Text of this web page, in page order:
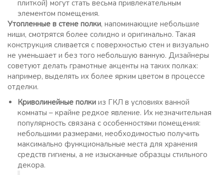
плиткой) могут стать весьма привлекательным
элементом помещения.
Утопленные в стене полки, напоминающие небольшие
ниши, смотрятся более солидно и оригинально. Такая
конструкция сливается с поверхностью стен и визуально
не уменьшает и без того небольшую ванную. Дизайнеры
советуют делать грамотные акценты на таких полках:
например, выделять их более ярким цветом в процессе
отделки.
Криволинейные полки из ГКЛ в условиях ванной
комнаты – крайне редкое явление. Их незначительная
популярность связана с особенностями помещения:
небольшими размерами, необходимостью получить
максимально функциональные места для хранения
средств гигиены, а не изысканные образцы стильного
декора.